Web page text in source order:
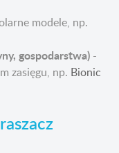
modele, np.
gospodarstwa) -
zasięgu, np. Bionic